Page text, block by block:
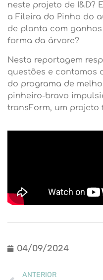
neste projeto de I&D?
a Fileira do Pinho do
de planta com
forma da árvore?
Nesta reportagem
questões e contamos
do programa de
pinheiro-bravo
transForm, um projeto
04/09/2024
ANTERIOR